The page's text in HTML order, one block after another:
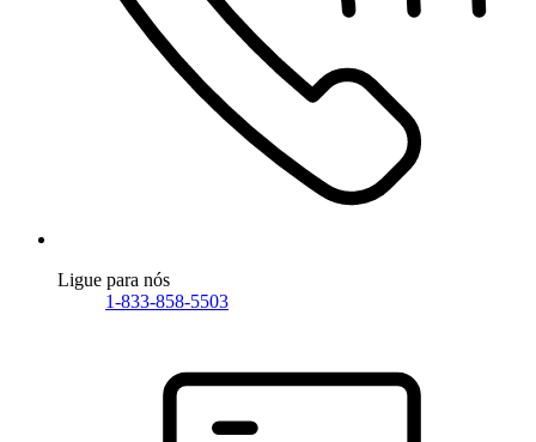
Ligue para nós
1-833-858-5503